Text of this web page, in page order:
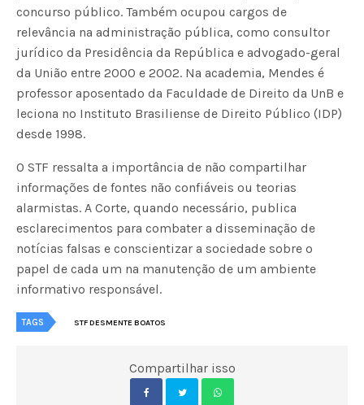
concurso público. Também ocupou cargos de
relevância na administração pública, como consultor
jurídico da Presidência da República e advogado-geral
da União entre 2000 e 2002. Na academia, Mendes é
professor aposentado da Faculdade de Direito da UnB e
leciona no Instituto Brasiliense de Direito Público (IDP)
desde 1998.
O STF ressalta a importância de não compartilhar
informações de fontes não confiáveis ou teorias
alarmistas. A Corte, quando necessário, publica
esclarecimentos para combater a disseminação de
notícias falsas e conscientizar a sociedade sobre o
papel de cada um na manutenção de um ambiente
informativo responsável.
TAGS STF DESMENTE BOATOS
Compartilhar isso